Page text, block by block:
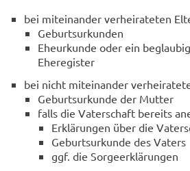
bei miteinander verheirateten
Geburtsurkunden
Eheurkunde oder ein
Eheregister
bei nicht miteinander
Geburtsurkunde der Mutter
falls die Vaterschaft bereits
Erklärungen über die
Geburtsurkunde des Vaters
ggf. die Sorgeerklärungen